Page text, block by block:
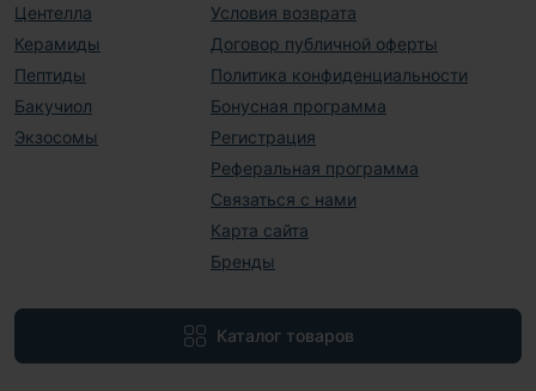
Центелла
Керамиды
Пептиды
Бакучиол
Экзосомы
Условия возврата
Договор публичной оферты
Политика конфиденциальности
Бонусная программа
Регистрация
Реферальная программа
Связаться с нами
Карта сайта
Бренды
Каталог товаров